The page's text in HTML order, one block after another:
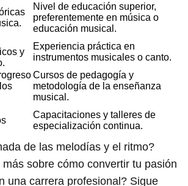
Nivel de educación superior,
preferentemente en música o
educación musical.
y
Experiencia práctica en
instrumentos musicales o canto.
Cursos de pedagogía y
metodología de la enseñanza
musical.
Capacitaciones y talleres de
especialización continua.
de las melodías y el ritmo?
sobre cómo convertir tu pasión
una carrera profesional? Sigue